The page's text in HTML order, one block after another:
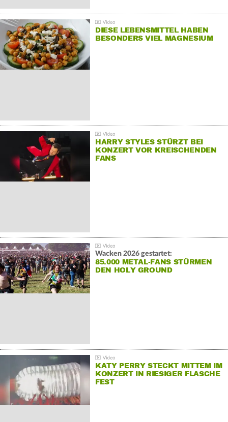
DIESE LEBENSMITTEL HABEN
BESONDERS VIEL MAGNESIUM
HARRY STYLES STÜRZT BEI
KONZERT VOR KREISCHENDEN
FANS
Wacken 2026 gestartet:
85.000 METAL-FANS STÜRMEN
DEN HOLY GROUND
KATY PERRY STECKT MITTEM IM
KONZERT IN RIESIGER FLASCHE
FEST